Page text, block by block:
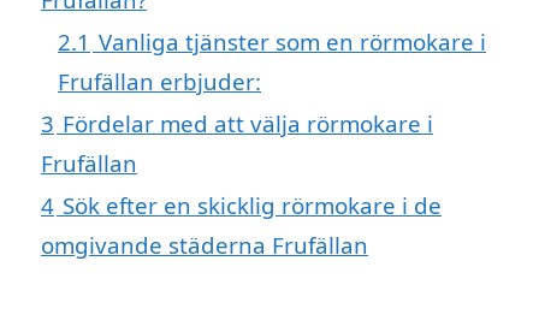
2.1 Vanliga tjänster som en rörmokare i
Frufällan erbjuder:
3 Fördelar med att välja rörmokare i
Frufällan
4 Sök efter en skicklig rörmokare i de
omgivande städerna Frufällan